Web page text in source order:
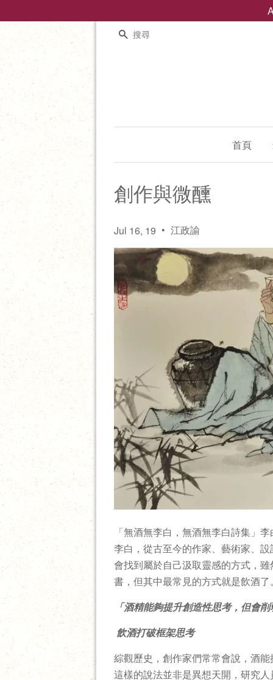
搜尋
首頁
創作與微醺
Jul 16, 19 • 江政諭
「無酒無李白，無酒無李白詩集」
李白，從古至今的作家、藝術家、
會找到屬於自己汲取靈感的方式，
書，但其中最常見的方式就是飲酒了
「酒精能夠提升創造性思考，但會
飲酒打破框架思考
綜觀歷史，創作家們常常會說，酒
這樣的說法並非是異想天開，研究